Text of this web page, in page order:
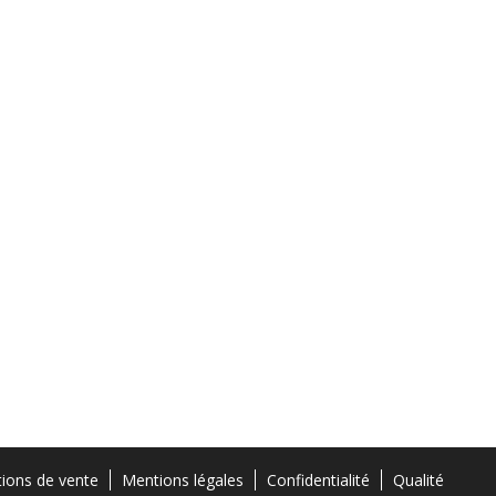
de vente Mentions légales Confidentialité
Qualité